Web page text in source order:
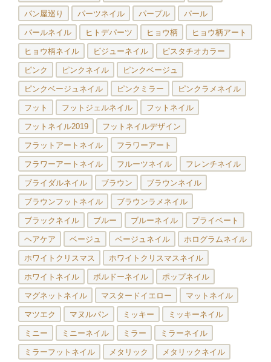
パン屋巡り パーツネイル パープル パール
パールネイル ヒトデパーツ ヒョウ柄 ヒョウ柄アート
ヒョウ柄ネイル ビジューネイル ピスタチオカラー
ピンク ピンクネイル ピンクベージュ
ピンクベージュネイル ピンクミラー ピンクラメネイル
フット フットジェルネイル フットネイル
フットネイル2019 フットネイルデザイン
フラットアートネイル フラワーアート
フラワーアートネイル フルーツネイル フレンチネイル
ブライダルネイル ブラウン ブラウンネイル
ブラウンフットネイル ブラウンラメネイル
ブラックネイル ブルー ブルーネイル プライベート
ヘアケア ベージュ ベージュネイル ホログラムネイル
ホワイトクリスマス ホワイトクリスマスネイル
ホワイトネイル ボルドーネイル ポップネイル
マグネットネイル マスタードイエロー マットネイル
マツエク マヌルパン ミッキー ミッキーネイル
ミニー ミニーネイル ミラー ミラーネイル
ミラーフットネイル メタリック メタリックネイル